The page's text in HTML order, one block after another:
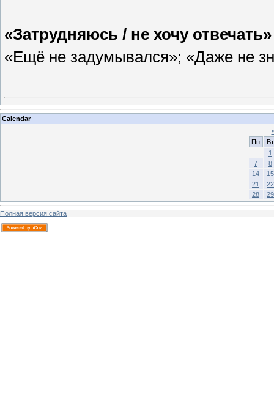
«Затрудняюсь / не хочу
«Ещё не задумывался»; «Даже не
Calendar
Пн
Вт
1
7
8
14
15
21
22
28
29
Полная версия сайта